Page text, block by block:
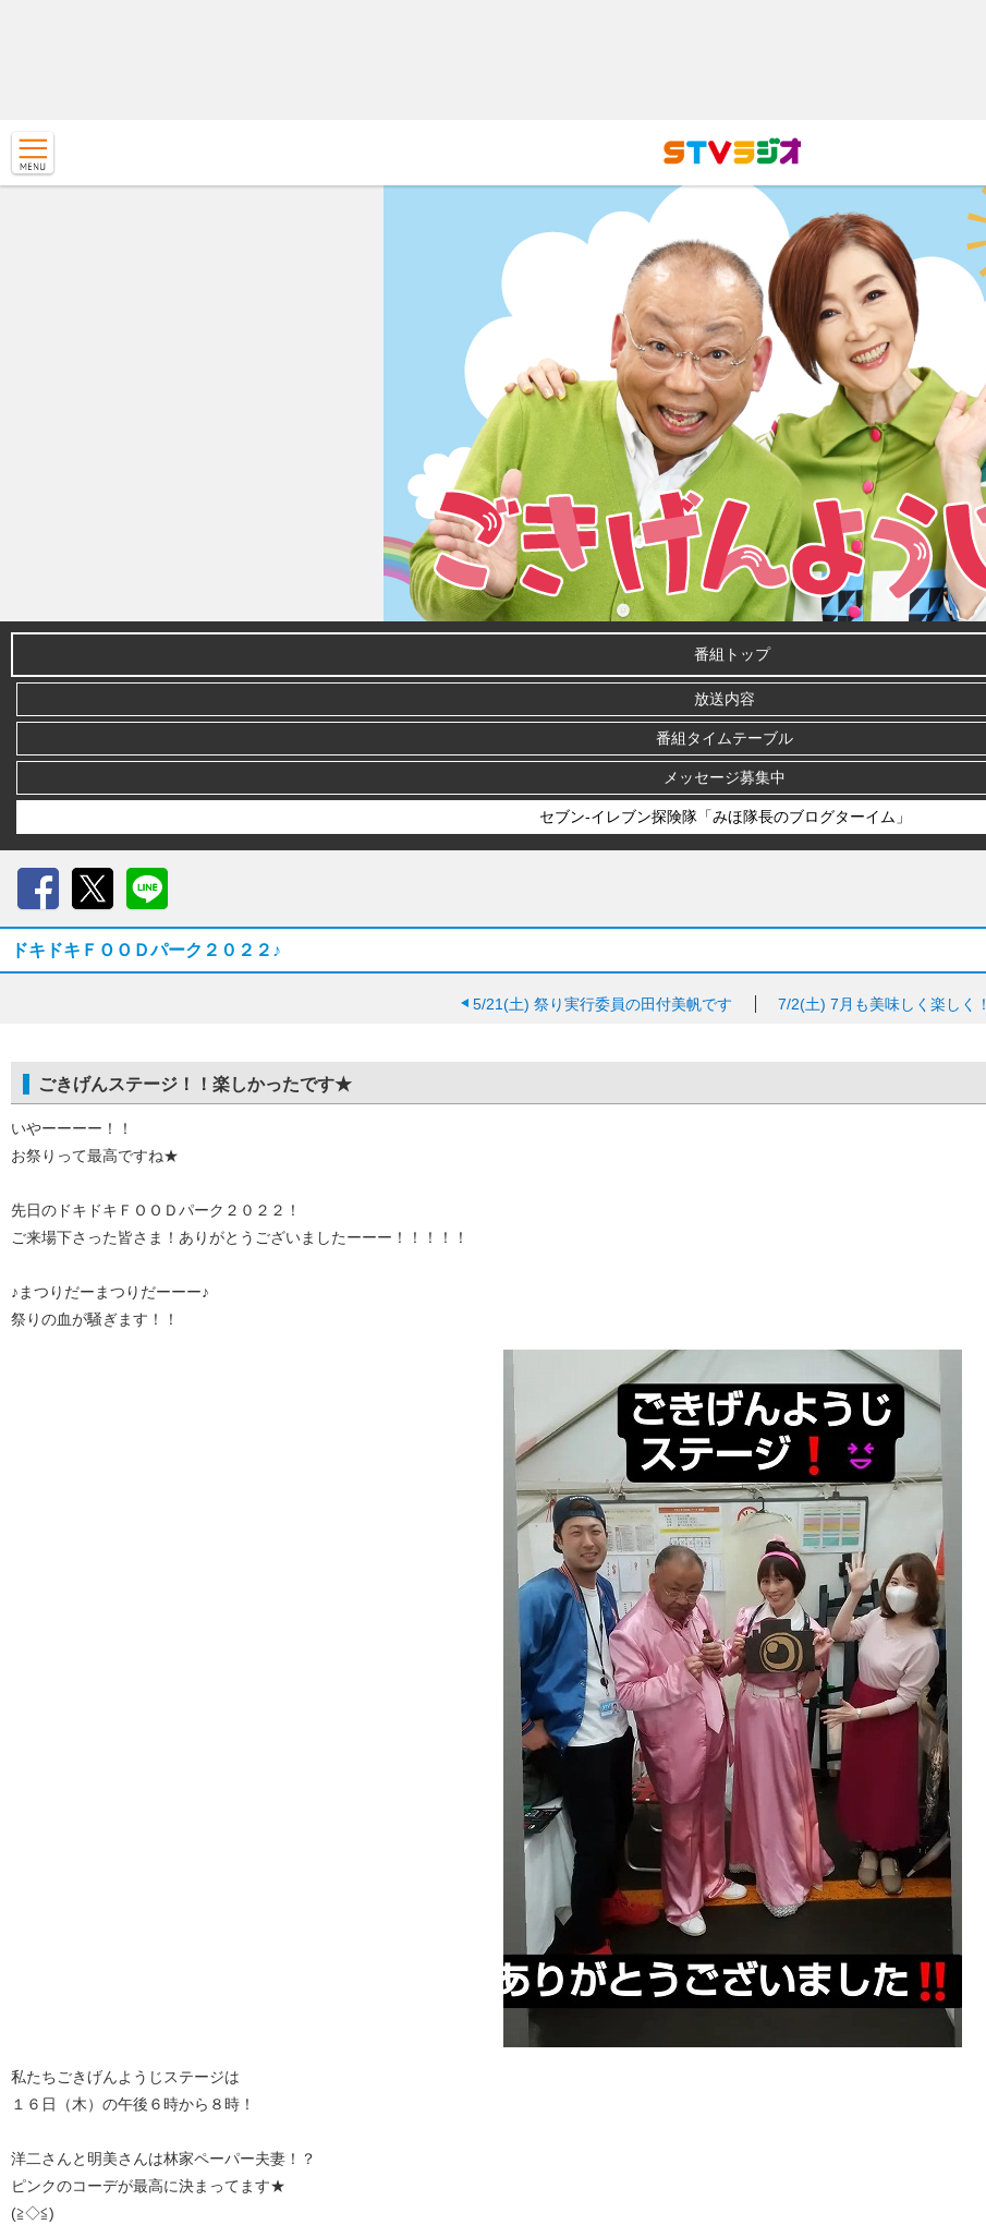
番組トップ
放送内容
番組タイムテーブル
メッセージ募集中
セブン-イレブン探険隊「みほ隊長のブログターイム」
ドキドキＦＯＯＤパーク２０２２♪
5/21(土) 祭り実行委員の田付美帆です 7/2(土) 7月も美味しく楽しく！
ごきげんステージ！！楽しかったです★
いやーーーー！！
お祭りって最高ですね★
先日のドキドキＦＯＯＤパーク２０２２！
ご来場下さった皆さま！ありがとうございましたーーー！！！！！
♪まつりだーまつりだーーー♪
祭りの血が騒ぎます！！
私たちごきげんようじステージは
１６日（木）の午後６時から８時！
洋二さんと明美さんは林家ペーパー夫妻！？
ピンクのコーデが最高に決まってます★
(≧◇≦)